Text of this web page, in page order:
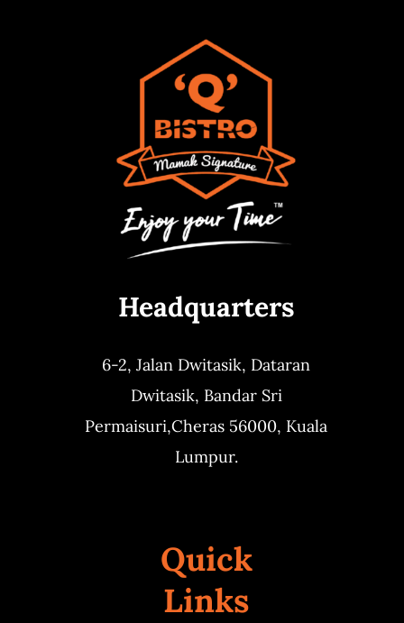
Headquarters
6-2, Jalan Dwitasik, Dataran
Dwitasik, Bandar Sri
Permaisuri,Cheras 56000, Kuala
Lumpur.
Quick
Links